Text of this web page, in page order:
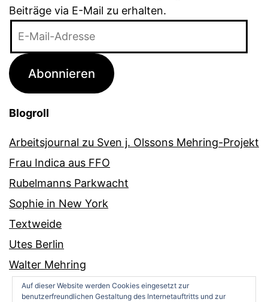
Beiträge via E-Mail zu erhalten.
Adresse
Abonnieren
Blogroll
Arbeitsjournal zu Sven j. Olssons Mehring-Projekt
Frau Indica aus FFO
Rubelmanns Parkwacht
Sophie in New York
Textweide
Utes Berlin
Walter Mehring
Auf dieser Website werden Cookies eingesetzt zur
benutzerfreundlichen Gestaltung des Internetauftritts und zur